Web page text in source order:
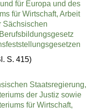
für Europa und des
für Wirtschaft, Arbeit
Sächsischen
S. 415)
Staatsregierung,
der Justiz sowie
für Wirtschaft,